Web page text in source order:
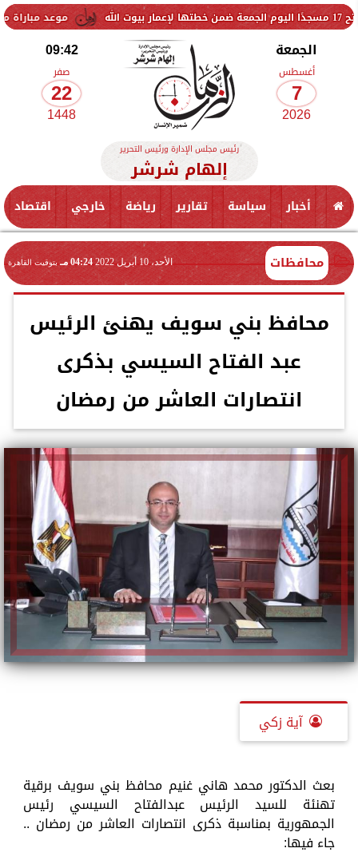
موعد مباراة مصر وإسبانيا
الجمعة
أغسطس
7
2026
09:42
صفر
22
1448
رئيس مجلس الإدارة ورئيس التحرير
إلهام شرشر
أخبار سياسة تقارير رياضة خارجي اقتصاد
محافظات الأحد، 10 أبريل 2022 04:24 مـ بتوقيت القاهرة
محافظ بني سويف يهنئ الرئيس
عبد الفتاح السيسي بذكرى
انتصارات العاشر من رمضان
آية زكي
بعث الدكتور محمد هاني غنيم محافظ بني سويف برقية
تهنئة للسيد الرئيس عبدالفتاح السيسي رئيس
الجمهورية بمناسبة ذكرى انتصارات العاشر من رمضان ..
جاء فيها: